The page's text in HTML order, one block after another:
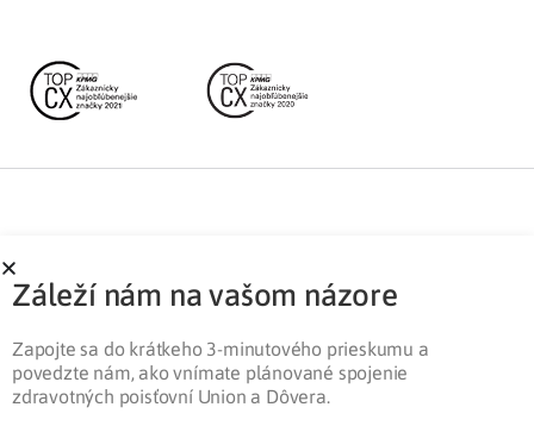
Partnerská zóna
Záleží nám na vašom názore
Zapojte sa do krátkeho 3-minutového prieskumu a
povedzte nám, ako vnímate plánované spojenie
zdravotných poisťovní Union a Dôvera.